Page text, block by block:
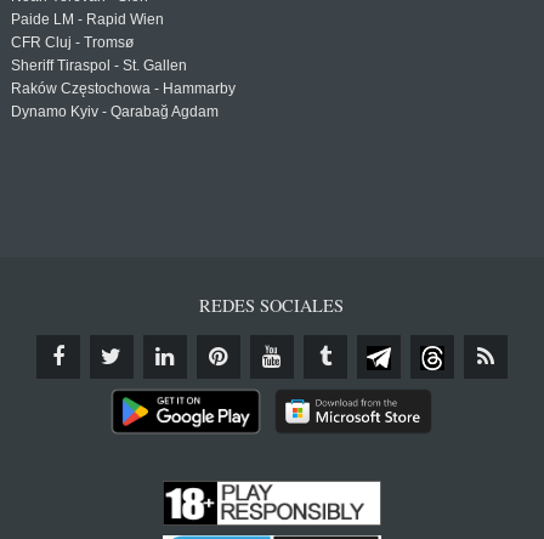
Paide LM - Rapid Wien
CFR Cluj - Tromsø
Sheriff Tiraspol - St. Gallen
Raków Częstochowa - Hammarby
Dynamo Kyiv - Qarabağ Agdam
REDES SOCIALES